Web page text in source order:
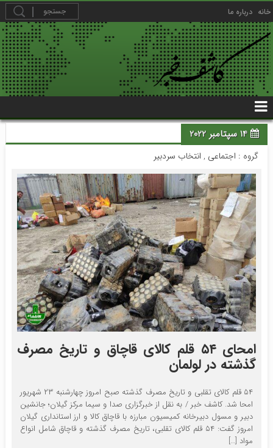
خانه درباره ما
14 سپتامبر 2022
گروه : اجتماعی , انتخاب سردبیر
امحای ۵۴ قلم کالای قاچاق و تاریخ مصرف
گذشته در لولمان
۵۴ قلم کالای تقلبی و تاریخ مصرف گذشته صبح امروز چهارشنبه ۲۳ شهریور
امحا شد. کاشف خبر / به نقل از خبرگزاری صدا و سیما مرکز گیلان؛ جانشین
دبیر و مسول دبیرخانه کمیسیون مبارزه با قاچاق کالا و ارز استانداری گیلان
امروز گفت: ۵۴ قلم کالای تقلبی، تاریخ مصرف گذشته و قاچاق شامل انواع
مواد […]